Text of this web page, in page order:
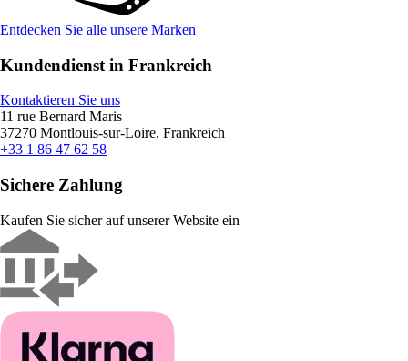
Entdecken Sie alle unsere Marken
Kundendienst in Frankreich
Kontaktieren Sie uns
11 rue Bernard Maris
37270 Montlouis-sur-Loire, Frankreich
+33 1 86 47 62 58
Sichere Zahlung
Kaufen Sie sicher auf unserer Website ein